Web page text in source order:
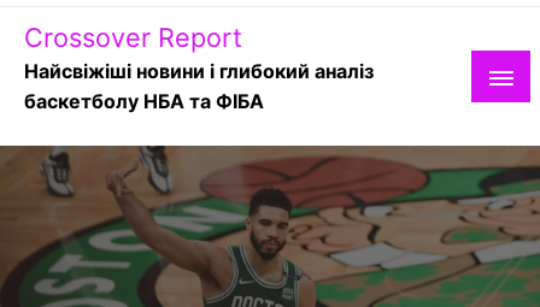
Skip
content
Crossover Report
Найсвіжіші новини і глибокий аналіз
баскетболу НБА та ФІБА